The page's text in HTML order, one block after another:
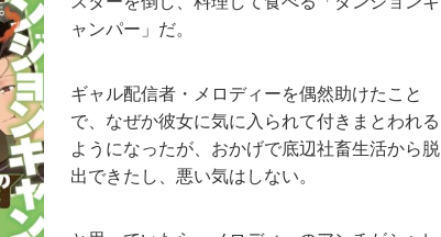
ャンパー」だ。
ギャル配信者・メロディーを偶然助けたこと
で、なぜか彼女に気に入られて付きまとわれる
ようになったが、おかげで底辺社畜生活から脱
出できたし、悪い気はしない。